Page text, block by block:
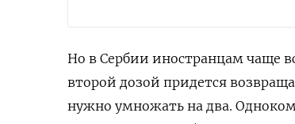
Но в Сербии иностранцам чаще
второй дозой придется
нужно умножать на два.